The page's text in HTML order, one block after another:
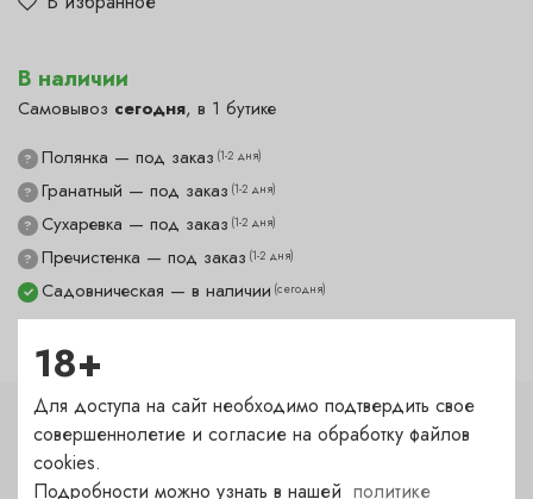
В наличии
Самовывоз сегодня, в 1 бутике
? Гранатный — под заказ (1-2 дня)
? Полянка — под заказ (1-2 дня)
? Пречистенка — под заказ (1-2 дня)
✓ Садовническая — в наличии (сегодня)
? Сухаревка — под заказ (1-2 дня)
Характеристики
Цвет
18+
Для доступа на сайт необходимо подтвердить свое
совершеннолетие и согласие на обработку файлов
cookies.
Подробности можно узнать в нашейполитике